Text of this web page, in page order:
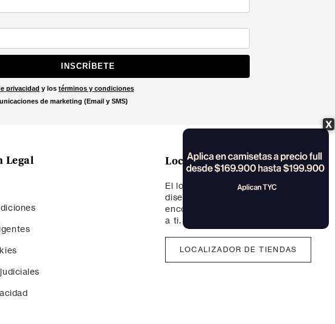
X
INSCRÍBETE
privacidad y los términos y condiciones
de marketing (Email y SMS)
Legal Localizar tienda
El localizador de tiendas está
diseñado para ayudarte a
encontrar la tienda más cercana
a ti.
LOCALIZADOR DE TIENDAS